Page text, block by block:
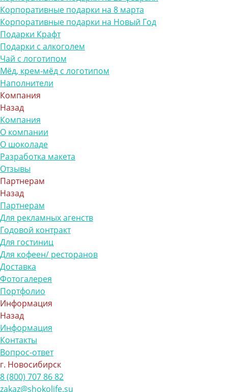
Корпоративные подарки на 8 марта
Корпоративные подарки на Новый Год
Подарки Крафт
Подарки с алкоголем
Чай с логотипом
Мёд, крем-мёд с логотипом
Наполнители
Компания
Назад
Компания
О компании
О шоколаде
Разработка макета
Отзывы
Партнерам
Назад
Партнерам
Для рекламных агенств
Годовой контракт
Для гостиниц
Для кофеен/ ресторанов
Доставка
Фотогалерея
Портфолио
Информация
Назад
Информация
Контакты
Вопрос-ответ
г. Новосибирск
8 (800) 707 86 82
zakaz@shokolife.su